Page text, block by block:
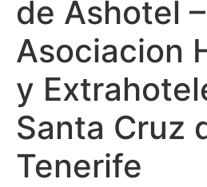
de Ashotel –
Asociacion
y
Santa Cruz
Tenerife